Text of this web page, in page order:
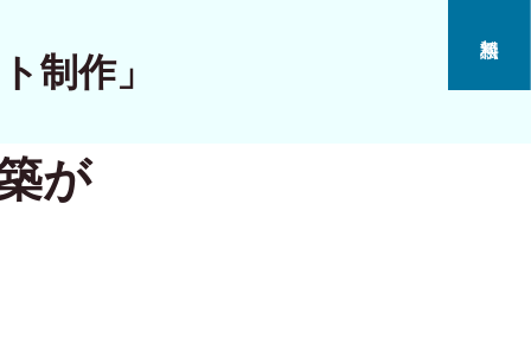
制作」
が